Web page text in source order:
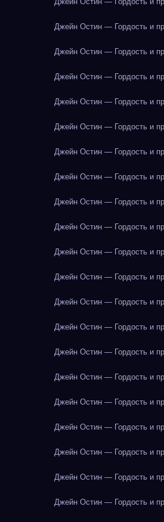
Джейн Остин — Гордость и
Джейн Остин — Гордость и
Джейн Остин — Гордость и
Джейн Остин — Гордость и
Джейн Остин — Гордость и
Джейн Остин — Гордость и
Джейн Остин — Гордость и
Джейн Остин — Гордость и
Джейн Остин — Гордость и
Джейн Остин — Гордость и
Джейн Остин — Гордость и
Джейн Остин — Гордость и
Джейн Остин — Гордость и
Джейн Остин — Гордость и
Джейн Остин — Гордость и
Джейн Остин — Гордость и
Джейн Остин — Гордость и
Джейн Остин — Гордость и
Джейн Остин — Гордость и
Джейн Остин — Гордость и